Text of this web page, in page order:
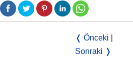
❬ Önceki
Sonraki ❭